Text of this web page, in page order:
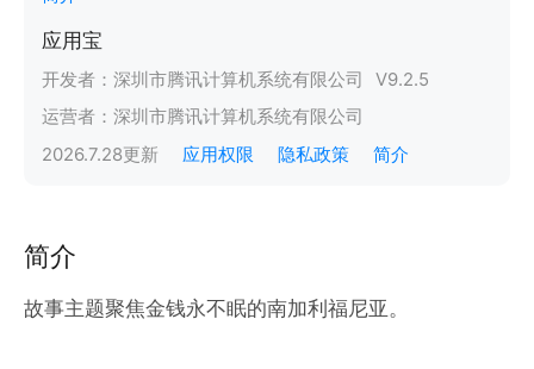
应用宝
开发者： 深圳市腾讯计算机系统有限公司 V9.2.5
运营者： 深圳市腾讯计算机系统有限公司
2026.7.28更新 应用权限 隐私政策 简介
简介
故事主题聚焦金钱永不眠的南加利福尼亚。